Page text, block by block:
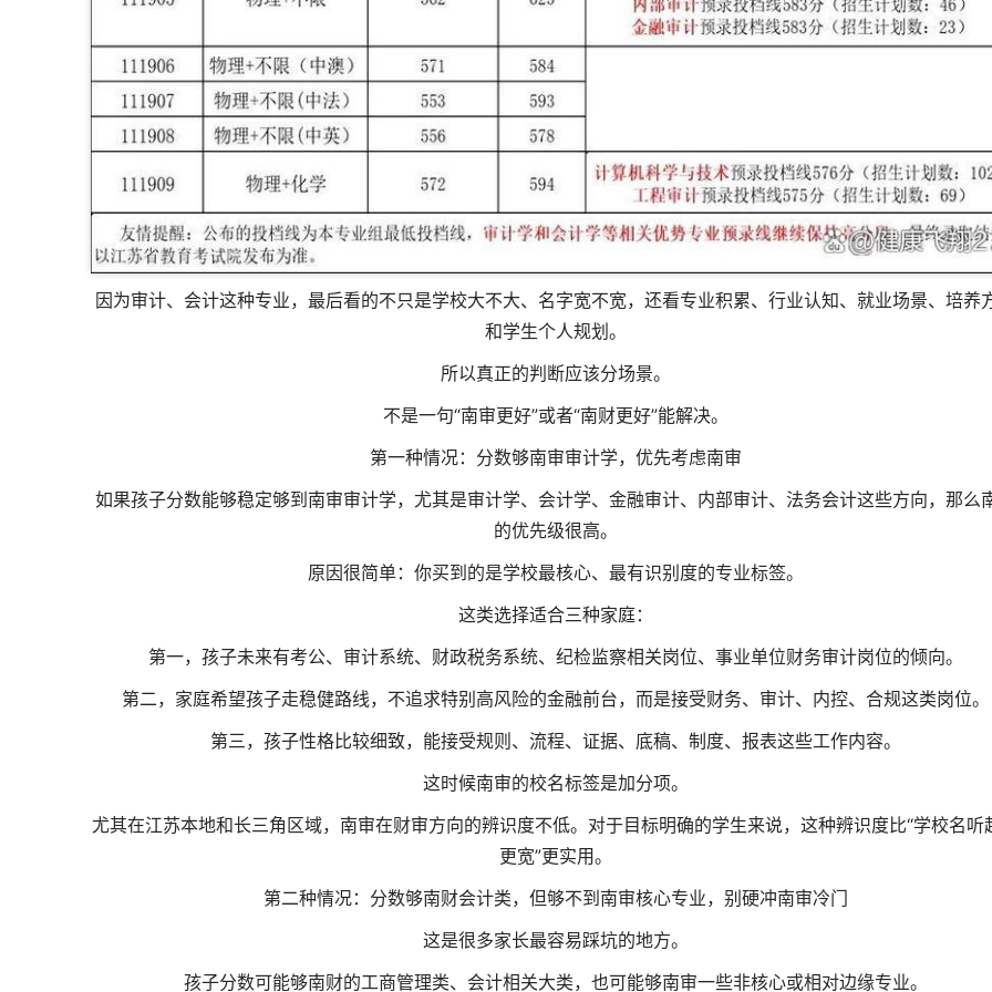
因为审计、会计这种专业，最后看的不只是学校大不大、名字宽不宽，还看专业积累、行业认知、就业场景、培养
和学生个人规划。
所以真正的判断应该分场景。
不是一句“南审更好”或者“南财更好”能解决。
第一种情况：分数够南审审计学，优先考虑南审
如果孩子分数能够稳定够到南审审计学，尤其是审计学、会计学、金融审计、内部审计、法务会计这些方向，那么
的优先级很高。
原因很简单：你买到的是学校最核心、最有识别度的专业标签。
这类选择适合三种家庭：
第一，孩子未来有考公、审计系统、财政税务系统、纪检监察相关岗位、事业单位财务审计岗位的倾向。
第二，家庭希望孩子走稳健路线，不追求特别高风险的金融前台，而是接受财务、审计、内控、合规这类岗位。
第三，孩子性格比较细致，能接受规则、流程、证据、底稿、制度、报表这些工作内容。
这时候南审的校名标签是加分项。
尤其在江苏本地和长三角区域，南审在财审方向的辨识度不低。对于目标明确的学生来说，这种辨识度比“学校名听
更宽”更实用。
第二种情况：分数够南财会计类，但够不到南审核心专业，别硬冲南审冷门
这是很多家长最容易踩坑的地方。
孩子分数可能够南财的工商管理类、会计相关大类，也可能够南审一些非核心或相对边缘专业。